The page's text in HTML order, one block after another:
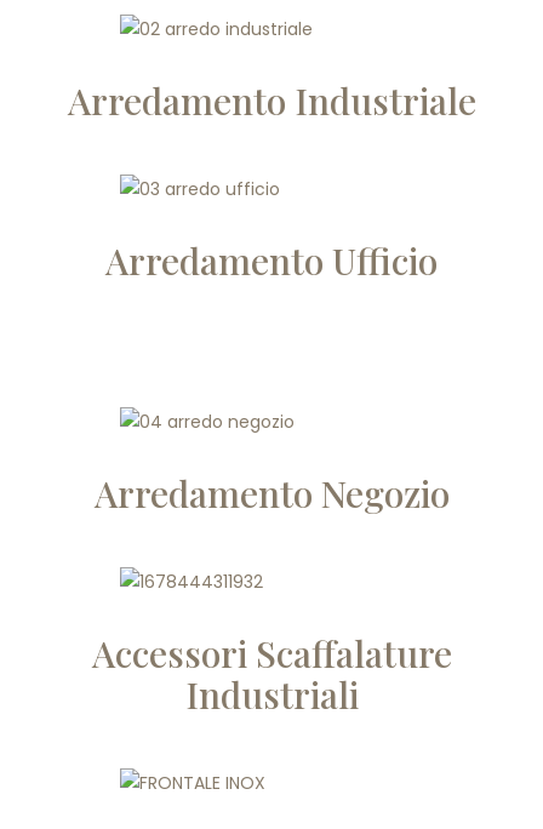
Arredamento Industriale
Arredamento Ufficio
Arredamento Negozio
Accessori Scaffalature
Industriali